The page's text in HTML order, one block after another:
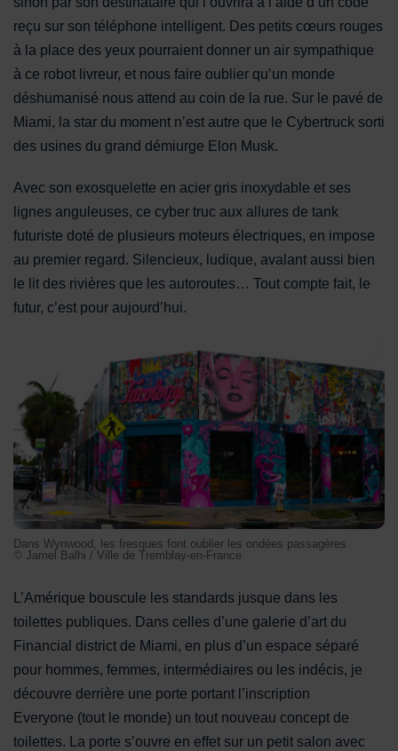
Dans Wynwood, les fresques font oublier les ondées passagères
© Jamel Balhi / Ville de Tremblay-en-France
reçu sur son téléphone intelligent. Des petits cœurs rouges
à la place des yeux pourraient donner un air sympathique
à ce robot livreur, et nous faire oublier qu’un monde
déshumanisé nous attend au coin de la rue. Sur le pavé de
Miami, la star du moment n’est autre que le Cybertruck sorti
des usines du grand démiurge Elon Musk.
Avec son exosquelette en acier gris inoxydable et ses
lignes anguleuses, ce cyber truc aux allures de tank
futuriste doté de plusieurs moteurs électriques, en impose
au premier regard. Silencieux, ludique, avalant aussi bien
le lit des rivières que les autoroutes… Tout compte fait, le
futur, c’est pour aujourd’hui.
L’Amérique bouscule les standards jusque dans les
toilettes publiques. Dans celles d’une galerie d’art du
Financial district de Miami, en plus d’un espace séparé
pour hommes, femmes, intermédiaires ou les indécis, je
découvre derrière une porte portant l’inscription
Everyone (tout le monde) un tout nouveau concept de
toilettes. La porte s’ouvre en effet sur un petit salon avec